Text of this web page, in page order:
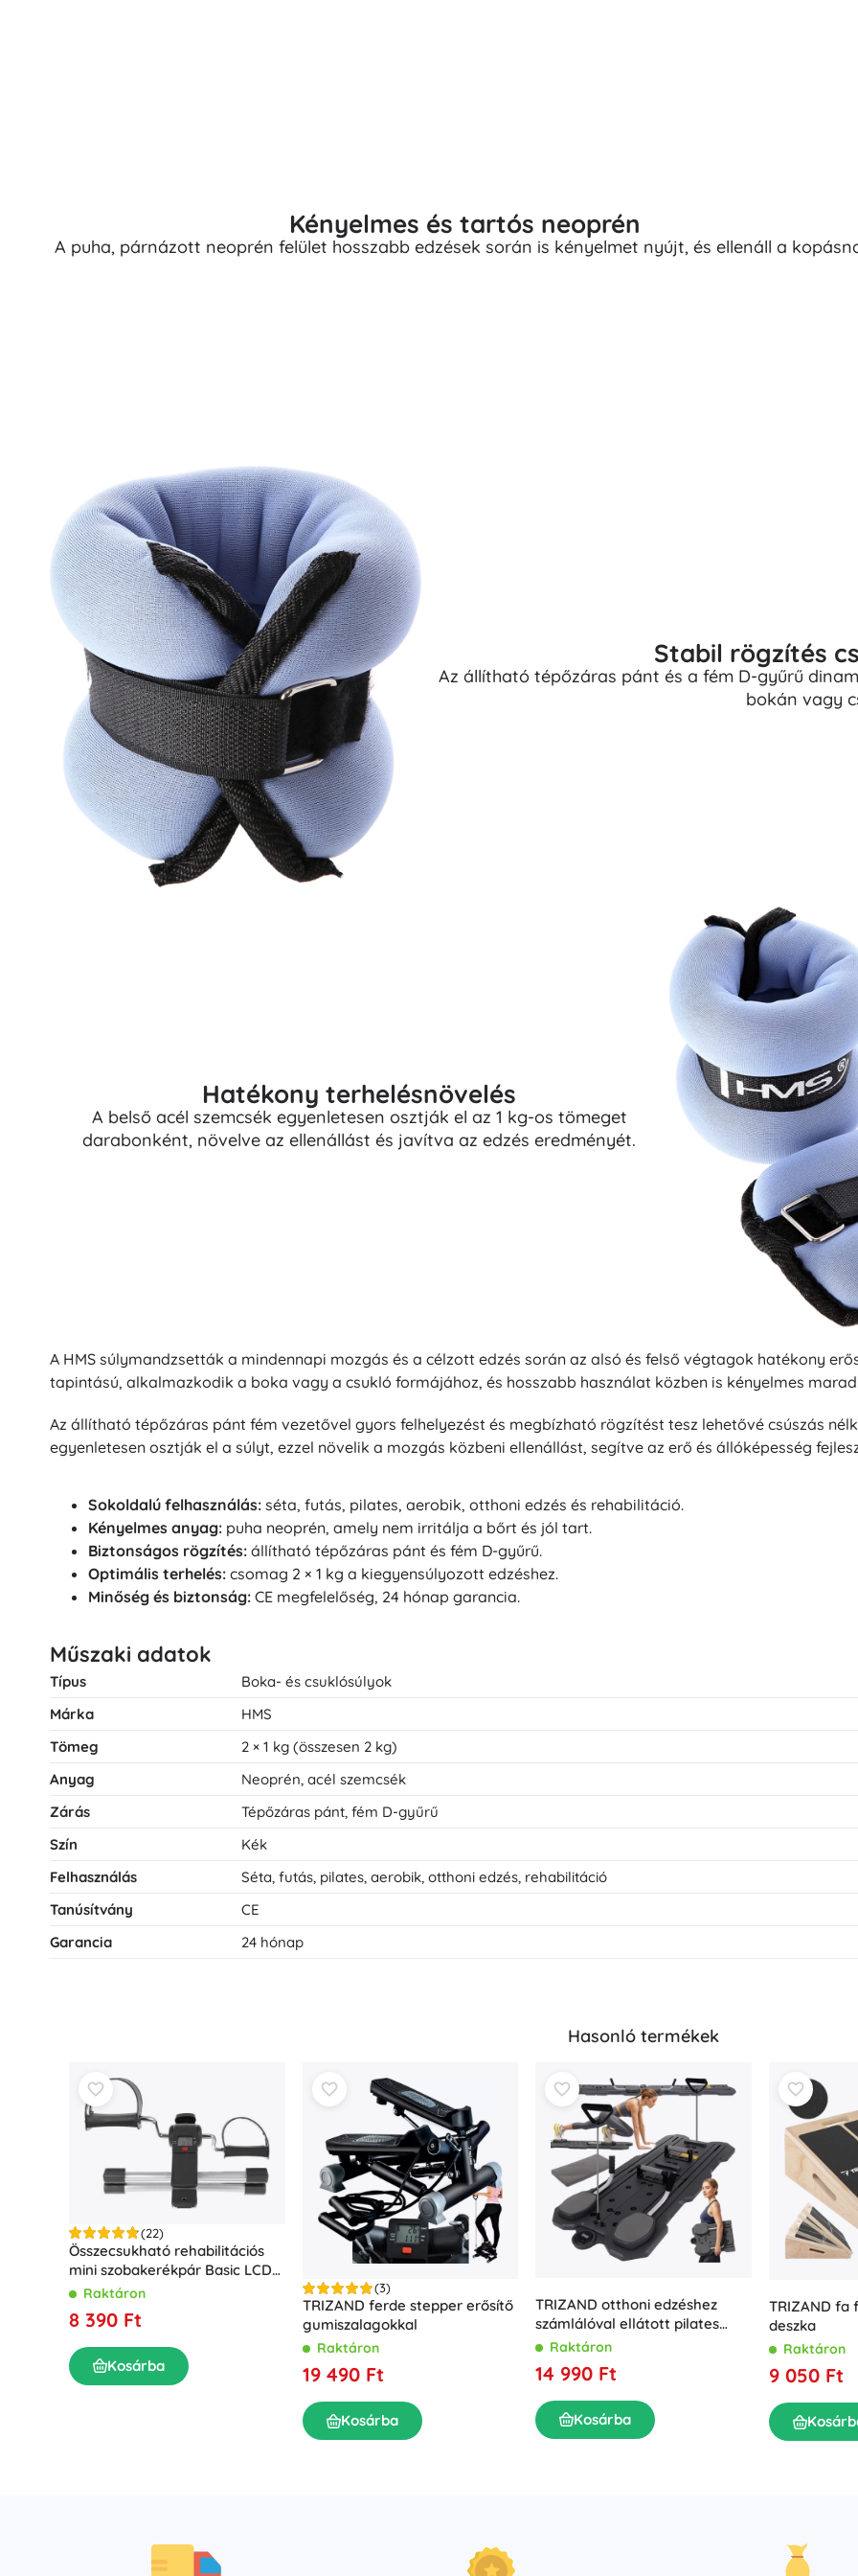
Kényelmes és tartós neoprén
A puha, párnázott neoprén felület hosszabb edzések során is kényelmet nyújt, és ellenáll a
Stabil rögzítés
Az állítható tépőzáras pánt és a fém D-gyűrű
bokán vagy
Hatékony terhelésnövelés
A belső acél szemcsék egyenletesen osztják el az 1 kg-os tömeget
darabonként, növelve az ellenállást és javítva az edzés eredményét.
A HMS súlymandzsetták a mindennapi mozgás és a célzott edzés során az alsó és felső végtagok hatékony
tapintású, alkalmazkodik a boka vagy a csukló formájához, és hosszabb használat közben is kényelmes
Az állítható tépőzáras pánt fém vezetővel gyors felhelyezést és megbízható rögzítést tesz lehetővé csúszás
egyenletesen osztják el a súlyt, ezzel növelik a mozgás közbeni ellenállást, segítve az erő és állóképesség
Sokoldalú felhasználás: séta, futás, pilates, aerobik, otthoni edzés és rehabilitáció.
Kényelmes anyag: puha neoprén, amely nem irritálja a bőrt és jól tart.
Biztonságos rögzítés: állítható tépőzáras pánt és fém D-gyűrű.
Optimális terhelés: csomag 2 × 1 kg a kiegyensúlyozott edzéshez.
Minőség és biztonság: CE megfelelőség, 24 hónap garancia.
Műszaki adatok
Típus
Boka- és csuklósúlyok
Márka
HMS
Tömeg
2 × 1 kg (összesen 2 kg)
Anyag
Neoprén, acél szemcsék
Zárás
Tépőzáras pánt, fém D-gyűrű
Szín
Kék
Felhasználás
Séta, futás, pilates, aerobik, otthoni edzés, rehabilitáció
Tanúsítvány
CE
Garancia
24 hónap
Hasonló termékek
(22)
Összecsukható rehabilitációs
mini szobakerékpár Basic LCD
kijelzővel
Raktáron
8 390 Ft
Kosárba
(3)
TRIZAND ferde stepper erősítő
gumiszalagokkal
Raktáron
19 490 Ft
Kosárba
TRIZAND otthoni edzéshez
számlálóval ellátott pilates
deszka
Raktáron
14 990 Ft
Kosárba
TRIZAND fa
deszka
Raktáron
9 050 Ft